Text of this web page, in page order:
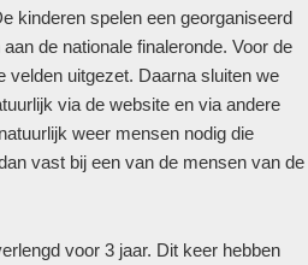
kinderen spelen een georganiseerd
de nationale finaleronde. Voor de
velden uitgezet. Daarna sluiten we
via de website en via andere
weer mensen nodig die
vast bij een van de mensen van de
voor 3 jaar. Dit keer hebben